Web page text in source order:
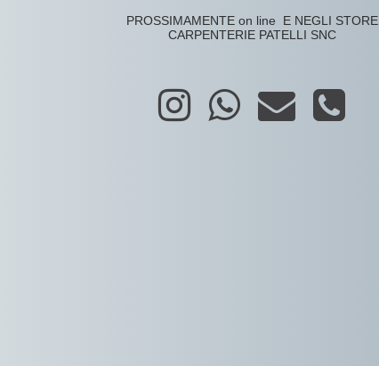
PROSSIMAMENTE on line E NEGLI STORE
CARPENTERIE PATELLI SNC